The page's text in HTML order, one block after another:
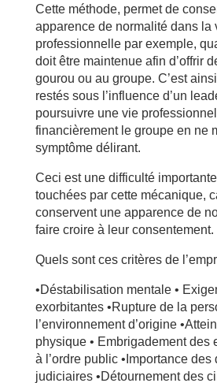
Cette méthode, permet de
apparence de normalité dans la
professionnelle par exemple,
doit être maintenue afin d’offrir
gourou ou au groupe. C’est
restés sous l’influence d’un
poursuivre une vie
financièrement le groupe en ne
symptôme délirant.
Ceci est une difficulté
touchées par cette mécanique,
conservent une apparence de
faire croire à leur consentement.
Quels sont ces critères de
•Déstabilisation mentale •
exorbitantes •Rupture de la
l’environnement d’origine
physique • Embrigadement des
à l’ordre public •Importance des
judiciaires •Détournement des